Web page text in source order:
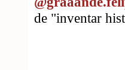
de "inventar